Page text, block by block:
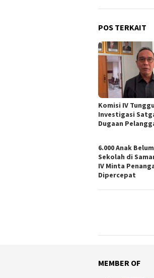
POS TERKAIT
Komisi IV
Investigasi
Dugaan
6.000 Anak
Sekolah di
IV Minta
Dipercepat
MEMBER OF